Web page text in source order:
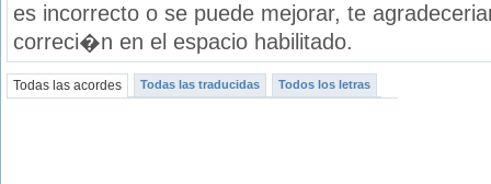
es incorrecto o se puede mejorar, te
correci�n en el espacio habilitado.
Todas las acordes Todas las traducidas Todos los letras